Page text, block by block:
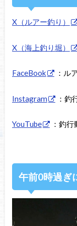
X（ルアー釣り）
X（海上釣り堀）
FaceBook ：ル
Instagram ：釣
YouTube ：釣
午前0時過ぎ